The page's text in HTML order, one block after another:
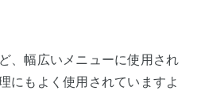
、幅広いメニューに使用され
にもよく使用されていますよ